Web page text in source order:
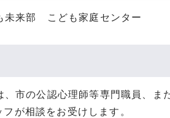
来部 こども家庭センター
、市の公認心理師等専門職員、
が相談をお受けします。